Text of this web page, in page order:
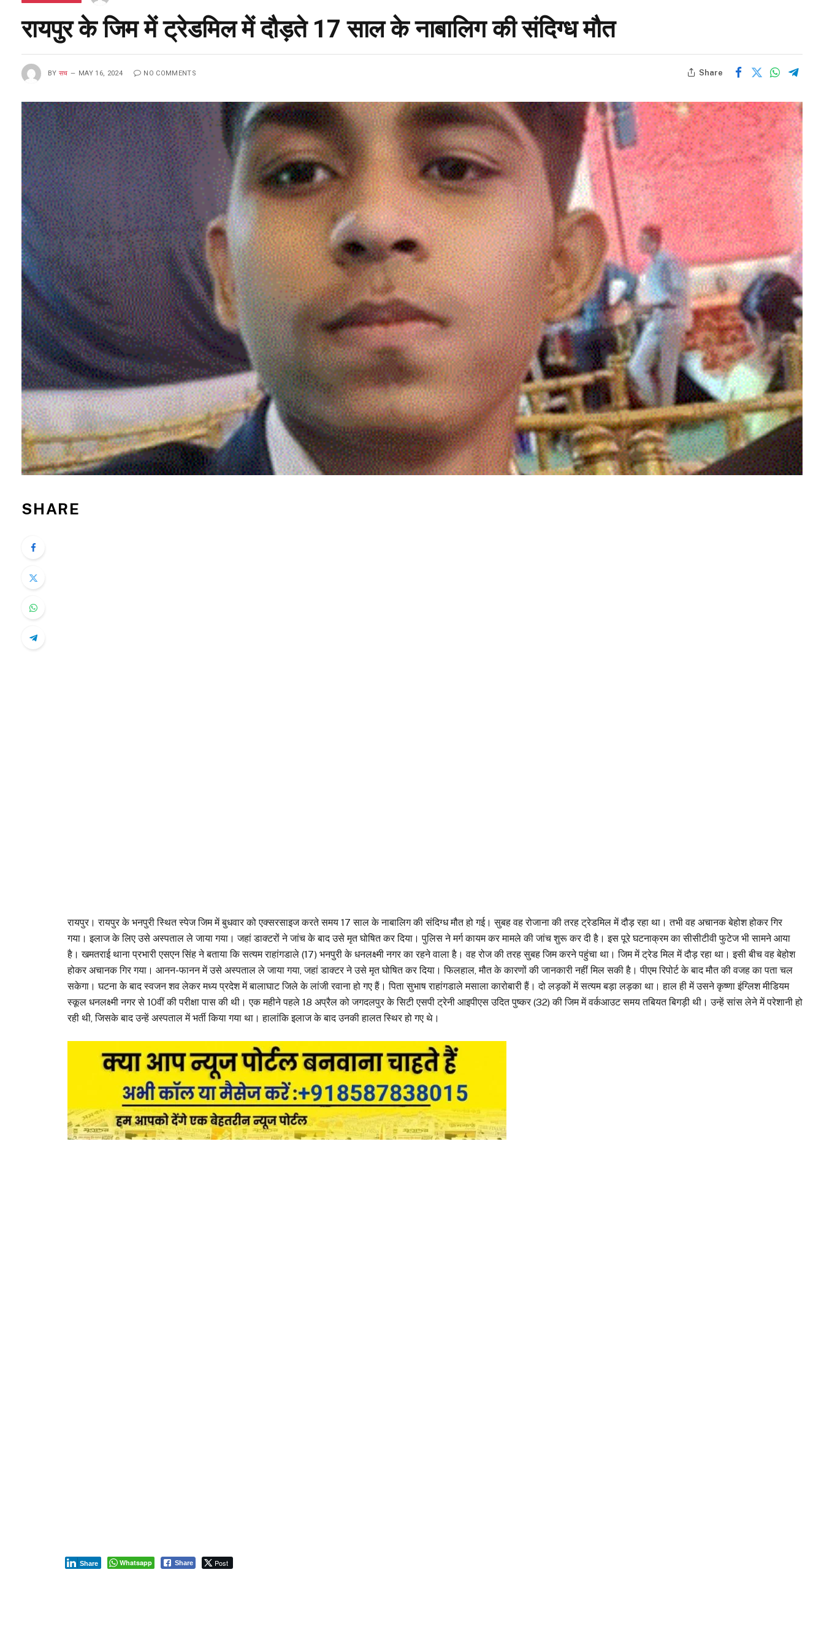
रायपुर के जिम में ट्रेडमिल में दौड़ते 17 साल के नाबालिग की संदिग्ध मौत
BY सच MAY 16, 2024 NO COMMENTS Share
SHARE
रायपुर। रायपुर के भनपुरी स्थित स्पेज जिम में बुधवार को एक्सरसाइज करते समय 17 साल के नाबालिग की संदिग्ध मौत हो गई। सुबह वह रोजाना की तरह ट्रेडमिल में दौड़ रहा था। तभी वह अचानक बेहोश होकर गिर
गया। इलाज के लिए उसे अस्पताल ले जाया गया। जहां डाक्टरों ने जांच के बाद उसे मृत घोषित कर दिया। पुलिस ने मर्ग कायम कर मामले की जांच शुरू कर दी है। इस पूरे घटनाक्रम का सीसीटीवी फुटेज भी सामने आया
है। खमतराई थाना प्रभारी एसएन सिंह ने बताया कि सत्यम राहांगडाले (17) भनपुरी के धनलक्ष्मी नगर का रहने वाला है। वह रोज की तरह सुबह जिम करने पहुंचा था। जिम में ट्रेड मिल में दौड़ रहा था। इसी बीच वह बेहोश
होकर अचानक गिर गया। आनन-फानन में उसे अस्पताल ले जाया गया, जहां डाक्टर ने उसे मृत घोषित कर दिया। फिलहाल, मौत के कारणों की जानकारी नहीं मिल सकी है। पीएम रिपोर्ट के बाद मौत की वजह का पता चल
सकेगा। घटना के बाद स्वजन शव लेकर मध्य प्रदेश में बालाघाट जिले के लांजी रवाना हो गए हैं। पिता सुभाष राहांगडाले मसाला कारोबारी हैं। दो लड़कों में सत्यम बड़ा लड़का था। हाल ही में उसने कृष्णा इंग्लिश मीडियम
स्कूल धनलक्ष्मी नगर से 10वीं की परीक्षा पास की थी। एक महीने पहले 18 अप्रैल को जगदलपुर के सिटी एसपी ट्रेनी आइपीएस उदित पुष्कर (32) की जिम में वर्कआउट समय तबियत बिगड़ी थी। उन्हें सांस लेने में परेशानी हो
रही थी, जिसके बाद उन्हें अस्पताल में भर्ती किया गया था। हालांकि इलाज के बाद उनकी हालत स्थिर हो गए थे।
Whatsapp Share Post
Share